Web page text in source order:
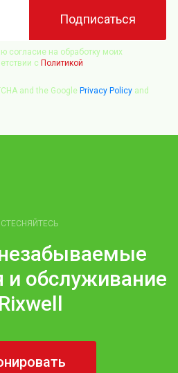
Подписаться
согласие на обработку моих
с Политикой
and the Google Privacy Policy and
СТЕСНЯЙТЕСЬ
и обслуживание